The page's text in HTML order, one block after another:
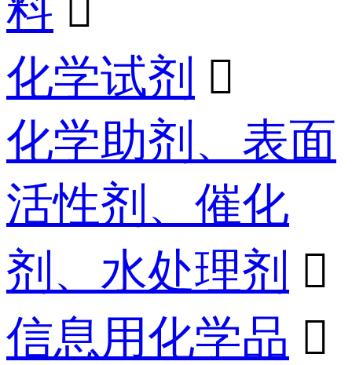
料 
化学试剂 
化学助剂、表面
活性剂、催化
剂、水处理剂 
信息用化学品 